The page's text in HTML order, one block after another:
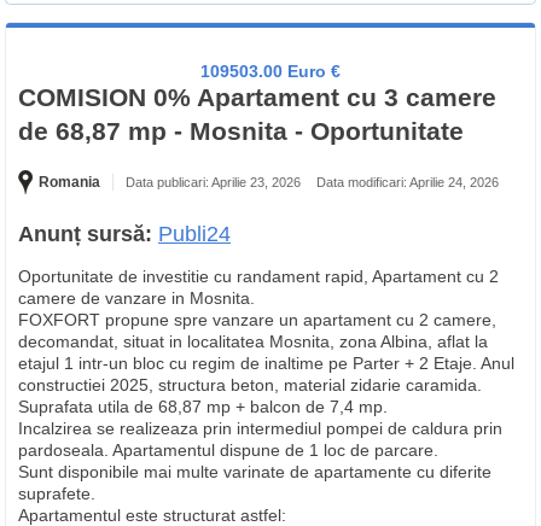
109503.00 Euro €
COMISION 0% Apartament cu 3 camere
de 68,87 mp - Mosnita - Oportunitate
Romania Data publicari: Aprilie 23, 2026 Data modificari: Aprilie 24, 2026
Anunț sursă: Publi24
Oportunitate de investitie cu randament rapid, Apartament cu 2
camere de vanzare in Mosnita.
FOXFORT propune spre vanzare un apartament cu 2 camere,
decomandat, situat in localitatea Mosnita, zona Albina, aflat la
etajul 1 intr-un bloc cu regim de inaltime pe Parter + 2 Etaje. Anul
constructiei 2025, structura beton, material zidarie caramida.
Suprafata utila de 68,87 mp + balcon de 7,4 mp.
Incalzirea se realizeaza prin intermediul pompei de caldura prin
pardoseala. Apartamentul dispune de 1 loc de parcare.
Sunt disponibile mai multe varinate de apartamente cu diferite
suprafete.
Apartamentul este structurat astfel: